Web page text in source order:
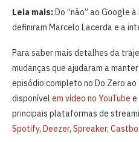
Leia mais: Do “não” ao Google
definiram Marcelo Lacerda e a
Para saber mais detalhes da
mudanças que ajudaram a
episódio completo no Do Zero
disponível em vídeo no YouTube e
principais plataformas de
Spotify, Deezer, Spreaker,